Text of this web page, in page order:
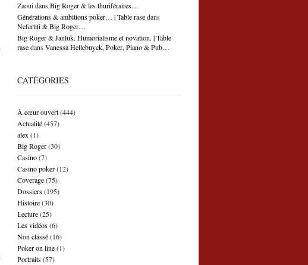
Zaouidans Big Roger & les thuriféraires…
Générations & ambitions poker… | Table rasedans
Nefertiti & Big Roger…
Big Roger & Janluk. Humorialisme et novation. | Table
rasedans Vanessa Hellebuyck, Poker, Piano & Pub…
CATÉGORIES
À cœur ouvert(444)
Actualité(457)
alex (1)
Big Roger(30)
Casino(7)
Casino poker(12)
Coverage(75)
Dossiers(195)
Histoire(30)
Lecture(25)
Les vidéos(6)
Non classé(16)
Poker on line(1)
Portraits(57)